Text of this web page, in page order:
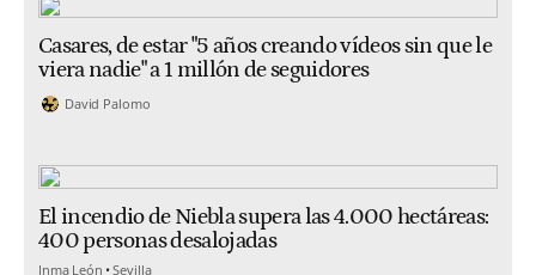
Casares, de estar "5 años creando vídeos sin que le
viera nadie" a 1 millón de seguidores
David Palomo
El incendio de Niebla supera las 4.000 hectáreas:
400 personas desalojadas
Inma León Sevilla